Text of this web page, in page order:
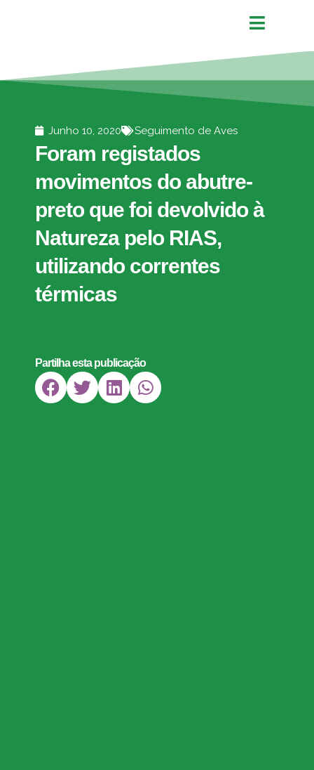
Junho 10, 2020 Seguimento de Aves
Foram registados
movimentos do abutre-
preto que foi devolvido à
Natureza pelo RIAS,
utilizando correntes
térmicas
Partilha esta publicação